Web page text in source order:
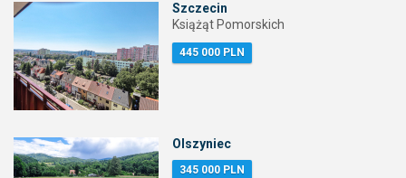
Szczecin
Książąt Pomorskich
445 000 PLN
Olszyniec
345 000 PLN